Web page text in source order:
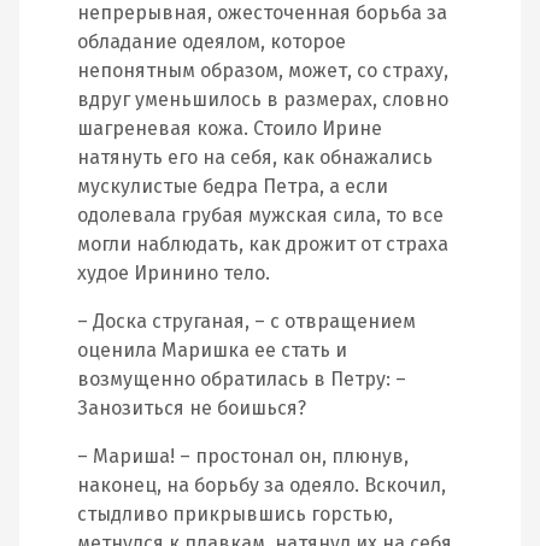
непрерывная, ожесточенная борьба за
обладание одеялом, которое
непонятным образом, может, со страху,
вдруг уменьшилось в размерах, словно
шагреневая кожа. Стоило Ирине
натянуть его на себя, как обнажались
мускулистые бедра Петра, а если
одолевала грубая мужская сила, то все
могли наблюдать, как дрожит от страха
худое Иринино тело.
– Доска струганая, – с отвращением
оценила Маришка ее стать и
возмущенно обратилась в Петру: –
Занозиться не боишься?
– Мариша! – простонал он, плюнув,
наконец, на борьбу за одеяло. Вскочил,
стыдливо прикрывшись горстью,